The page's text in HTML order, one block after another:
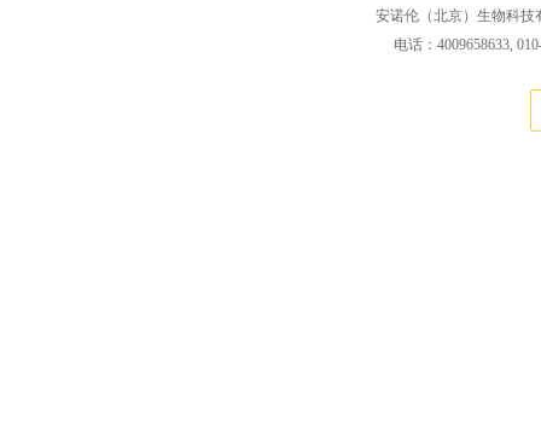
安诺伦（北京）生物科技
电话：4009658633,